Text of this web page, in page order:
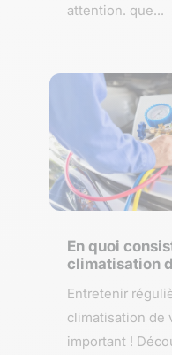
attention. que...
En quoi
climatisation
Entretenir
climatisation de
important !